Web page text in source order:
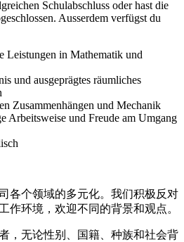
Schulabschluss oder hast die
Ausserdem verfügst du
Leistungen in Mathematik und
und ausgeprägtes räumliches
Zusammenhängen und Mechanik
Arbeitsweise und Freude am Umgang
各个领域的多元化。我们积极反对
作环境，欢迎不同的背景和观点。
，无论性别、国籍、种族和社会背